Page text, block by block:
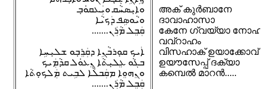
ܘܐܝܼܣܚܵܩ ܘܝܲܥܩܘܿܒ݂
ܘܝܵܘܣܹܦ ܕܲܟܝܵܐ
.......ܩܲܒܸܠ ܡܵܪܲܢ
ܐܲܝܟ ܩܘܼܪܒܵܢܹܐ ܕܩܲܪܸܒ݂ܘ ܫܠܝܼܚܹܐ
ܒܓܵܘ ܥܸܠܝܼܬܵܐ ܢܸܥܘܿܠ ܩܕܵܡܲܝܟ
ܘܢܸܗܘܸܐ ܡܩܲܒܠܵܐ ܠܒܹܝܬ ܡܲܠܟܘܼܬܵܐ
.......ܩܲܒܸܠ ܡܵܪܲܢ
അക് കുർബാനേ
ദാവാഹാസാ
കേനേ ഗ്‌വയ്യാ നോഹ്
വവ്റാഹം
വിസഹാക് ഉയാക്കോവ്
ഉയൗസേപ്പ് ദക്‌യാ
കമ്പെൽ മാറൻ.....